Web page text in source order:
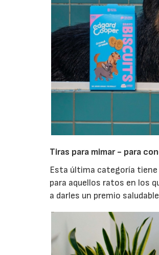
Tiras para mimar - para
Esta última categoría
para aquellos ratos en los
a darles un premio